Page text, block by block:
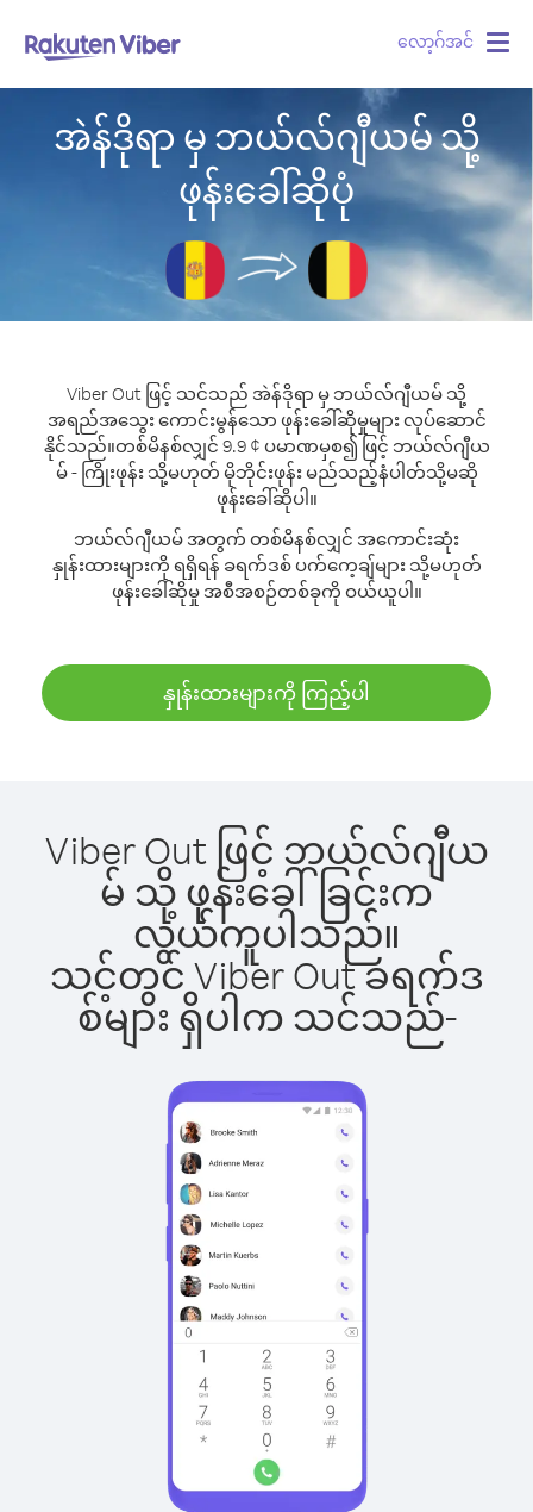
လော့ဂ်အင်
အဲန်ဒိုရာ မှ ဘယ်လ်ဂျီယမ် သို့
ဖုန်းခေါ်ဆိုပုံ
Viber Out ဖြင့် သင်သည် အဲန်ဒိုရာ မှ ဘယ်လ်ဂျီယမ် သို့
အရည်အသွေး ကောင်းမွန်သော ဖုန်းခေါ်ဆိုမှုများ လုပ်ဆောင်
နိုင်သည်။တစ်မိနစ်လျှင် 9.9 ¢ ပမာဏမှစ၍ ဖြင့် ဘယ်လ်ဂျီယ
မ် - ကြိုးဖုန်း သို့မဟုတ် မိုဘိုင်းဖုန်း မည်သည့်နံပါတ်သို့မဆို
ဖုန်းခေါ်ဆိုပါ။
ဘယ်လ်ဂျီယမ် အတွက် တစ်မိနစ်လျှင် အကောင်းဆုံး
နှုန်းထားများကို ရရှိရန် ခရက်ဒစ် ပက်ကေ့ချ်များ သို့မဟုတ်
ဖုန်းခေါ်ဆိုမှု အစီအစဉ်တစ်ခုကို ဝယ်ယူပါ။
နှုန်းထားများကို ကြည့်ပါ
Viber Out ဖြင့် ဘယ်လ်ဂျီယ
မ် သို့ ဖုန်းခေါ်ခြင်းက
လွယ်ကူပါသည်။
သင့်တွင် Viber Out ခရက်ဒ
စ်များ ရှိပါက သင်သည်-